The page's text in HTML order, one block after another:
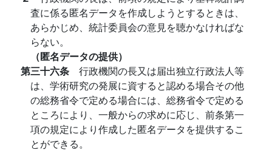
査に係る匿名データを作成しようとするときは、
あらかじめ、統計委員会の意見を聴かなければな
らない。
（匿名データの提供）
第三十六条 行政機関の長又は届出独立行政法人等
は、学術研究の発展に資すると認める場合その他
の総務省令で定める場合には、総務省令で定める
ところにより、一般からの求めに応じ、前条第一
項の規定により作成した匿名データを提供するこ
とができる。